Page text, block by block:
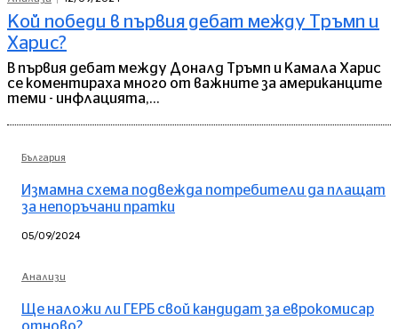
Кой победи в първия дебат между Тръмп и
Харис?
В първия дебат между Доналд Тръмп и Камала Харис
се коментираха много от важните за американците
теми - инфлацията,...
България
Измамна схема подвежда потребители да плащат
за непоръчани пратки
05/09/2024
Анализи
Ще наложи ли ГЕРБ свой кандидат за еврокомисар